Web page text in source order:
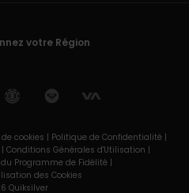
votre Région
cookies | Politique de Confidentialité |
Conditions Générales d'Utilisation |
Programme de Fidélité |
des Cookies
Quiksilver